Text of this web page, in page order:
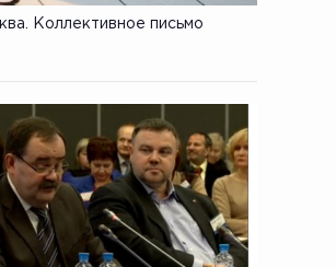
Коллективное письмо